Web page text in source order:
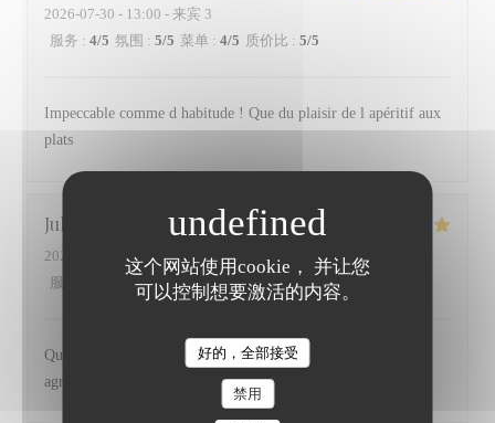
这个网站使用cookie， 并让您
可以控制想要激活的内容。
好的，全部接受
禁用
2026-07-30 - 13:00 - 来宾 3
服务 : 4/5 氛围 : 5/5 菜单 : 4/5 质价比 : 5/5
Impeccable comme d habitude ! Que du plaisir de l apéritif aux
plats
Julie
2026-07-29
- 20:00 - 来宾 2
服务
氛围: 5 /5 菜单: 5 /5 质价比: 4/5
Qualité des produits, cuisine pleine de saveur et un service
agréable